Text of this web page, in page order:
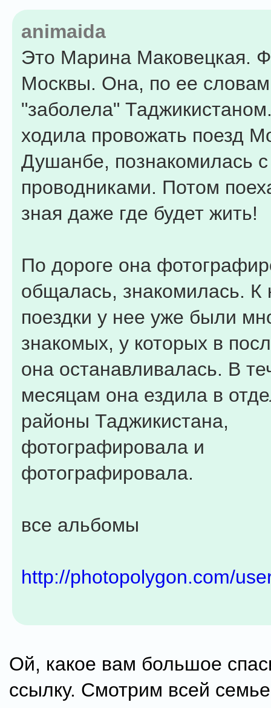
animaida
Это Марина Маковецкая.
Москвы. Она, по ее
"заболела"
ходила провожать поезд
Душанбе, познакомилась с
проводниками. Потом
зная даже где будет жить!
По дороге она
общалась, знакомилась. К
поездки у нее уже были
знакомых, у которых в
она останавливалась. В
месяцам она ездила в
районы Таджикистана,
фотографировала и
фотографировала.
все альбомы
http://photopolygon.com/
Ой, какое вам большое
ссылку. Смотрим всей